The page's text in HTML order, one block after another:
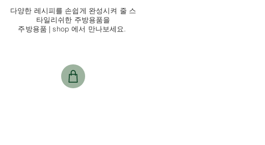
다양한 레시피를 손쉽게 완성시켜 줄 스
타일리쉬한 주방용품을
주방용품 | shop 에서 만나보세요.